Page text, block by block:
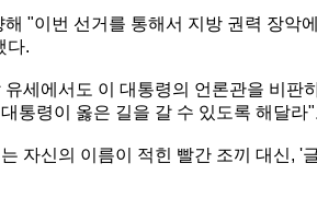
해 "이번 선거를 통해서 지방 권력 장악
다.
유세에서도 이 대통령의 언론관을 비
통령이 옳은 길을 갈 수 있도록 해달라
자신의 이름이 적힌 빨간 조끼 대신, '